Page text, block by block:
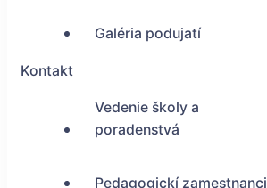
Galéria podujatí
Kontakt
Vedenie školy a
poradenstvá
Pedagogickí zamestnanci